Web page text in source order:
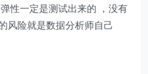
性一定是测试出来的 ，没有
风险就是数据分析师自己